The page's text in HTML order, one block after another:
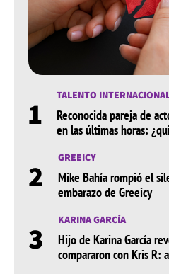
1 TALENTO
Reconocida pareja de
en las últimas horas:
2 GREEICY
Mike Bahía rompió el
embarazo de Greeicy
3 KARINA GARCÍA
Hijo de Karina García
compararon con Kris R: